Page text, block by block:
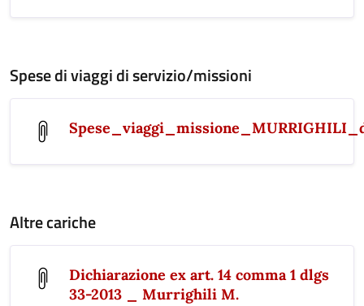
Spese di viaggi di servizio/missioni
Altre cariche
Dichiarazione ex art. 14 comma 1 dlgs
33-2013 _ Murrighili M.